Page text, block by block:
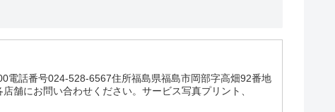
電話番号024-528-6567住所福島県福島市岡部字高畑92番地
舗にお問い合わせください。サービス写真プリント、